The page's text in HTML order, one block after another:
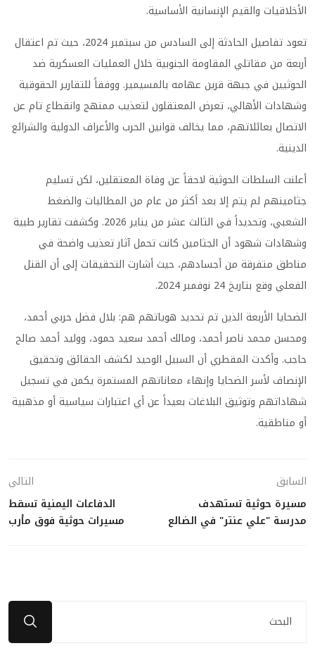
الأخلاقيات والقيم الإنسانية الأساسية.
تعود تفاصيل الحادثة إلى السادس من سبتمبر 2024، حيث تم اعتقال
أربعة من مقاتلي المقاومة الجنوبية خلال العمليات العسكرية ضد
الحوثيين في جبهة قرين عهامه بالمسيمير. ووفقاً للتقارير الحقوقية
وشهادات الأهالي، تعرض المعتقلون لتعذيب ممنهج وانقطاع تام عن
الاتصال بعائلاتهم، مما يخالف قوانين الحرب والأعراف الدولية والشرائع
الدينية.
أعلنت السلطات الحوثية لاحقاً عن وفاة المعتقلين، لكن تسليم
جثامينهم لم يتم إلا بعد أكثر من عام من المطالبات والضغط
الشعبي، وتحديداً في الثالث عشر من يناير 2026. وكشفت تقارير طبية
وشهادات شهود أن الجثامين كانت تحمل آثار تعذيب واضحة في
مناطق متفرقة من أجسادهم، حيث أشارت التحقيقات إلى أن القتل
الفعلي وقع بتاريخ 24 نوفمبر 2024.
الضحايا الأربعة الذين تم تحديد هوياتهم هم: بلال فضل حربي أحمد،
ومحسن محمد ناصر أحمد، ومالك أحمد سعيد حمود، ووليد أحمد صالح
حاجب. وأكدت المقطري أن السبيل الوحيد لكشف الحقائق وتحقيق
الإنصاف لأسر الضحايا وإنهاء معاناتهم المستمرة يكمن في تسجيل
شهاداتهم وتوثيق البلاغات بعيداً عن أي اعتبارات سياسية أو مذهبية
أو مناطقية.
السابق
مسيرة حوثية تستهدف
مدرسة "علي عنتر" في الضالع
التالي
الدفاعات اليمنية تسقط
مسيرات حوثية فوق مأرب